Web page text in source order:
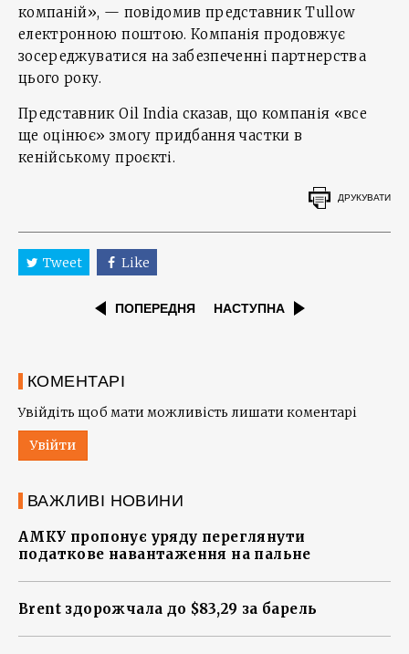
компаній», — повідомив представник Tullow
електронною поштою. Компанія продовжує
зосереджуватися на забезпеченні партнерства
цього року.
Представник Oil India сказав, що компанія «все
ще оцінює» змогу придбання частки в
кенійському проєкті.
ДРУКУВАТИ
Tweet Like
ПОПЕРЕДНЯ НАСТУПНА
КОМЕНТАРІ
Увійдіть щоб мати можливість лишати коментарі
Увійти
ВАЖЛИВІ НОВИНИ
АМКУ пропонує уряду переглянути
податкове навантаження на пальне
Brent здорожчала до $83,29 за барель